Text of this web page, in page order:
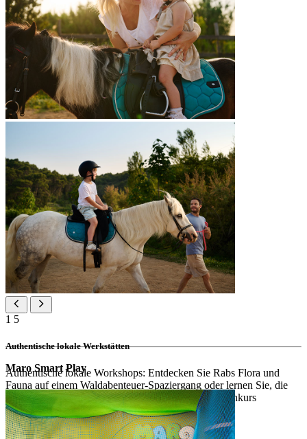
1 5
Authentische lokale Werkstätten
Authentische lokale Workshops: Entdecken Sie Rabs Flora und
Fauna auf einem Waldabenteuer-Spaziergang oder lernen Sie, die
berühmten Mustaćoni-Kekse der Insel in Maros Kochkurs
zuzubereiten.
Maro Smart Play